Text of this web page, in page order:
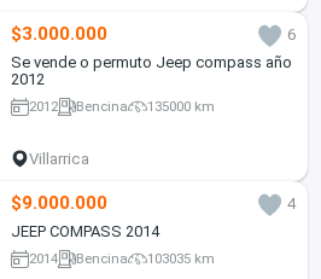
$3.000.000
6
Se vende o permuto Jeep compass año
2012
2012 Bencina 135000 km
Villarrica
$9.000.000
4
JEEP COMPASS 2014
2014 Bencina 103035 km